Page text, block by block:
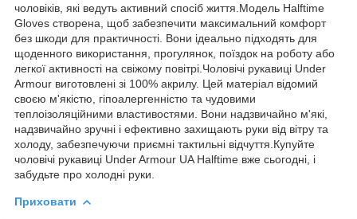
чоловіків, які ведуть активний спосіб життя.Модель Halftime
Gloves створена, щоб забезпечити максимальний комфорт
без шкоди для практичності. Вони ідеально підходять для
щоденного використання, прогулянок, поїздок на роботу або
легкої активності на свіжому повітрі.Чоловічі рукавиці Under
Armour виготовлені зі 100% акрилу. Цей матеріал відомий
своєю м'якістю, гіпоалергенністю та чудовими
теплоізоляційними властивостями. Вони надзвичайно м'які,
надзвичайно зручні і ефективно захищають руки від вітру та
холоду, забезпечуючи приємні тактильні відчуття.Купуйте
чоловічі рукавиці Under Armour UA Halftime вже сьогодні, і
забудьте про холодні руки.
Приховати